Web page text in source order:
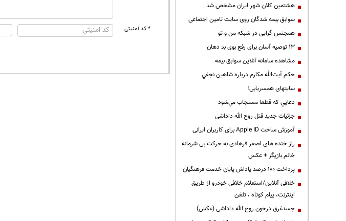
* کد امنیتی
هشتمین کلان شهر ایران مشخص شد
سوابق بیمه شدگان روی سایت تامین اجتماعی
همجنس گرایی در شبکه من و تو
13 توصیه آسان برای رفع بوی بد دهان
مشاهده سامانه آنلاين سوابق بیمه
حكم آيت‌الله مكارم درباره شاهين نجفي
سایتهای همسریابی!
دعايي كه قطعا مستجاب مي‌شود
جزئیات جدید قتل روح الله داداشی
آموزش ساخت Apple ID برای کاربران ایرانی
راز خنده های اصغر فرهادی به حرکت بی شرمانه
خانم بازیگر + عکس
پرداخت ۱۰۰ درصد پاداش پایان خدمت فرهنگیان
خلافی آنلاین/استعلام خلافی خودرو از طریق
اینترنت، پیام کوتاه ، تلفن
جسدغرق درخون روح الله داداشی (عکس)